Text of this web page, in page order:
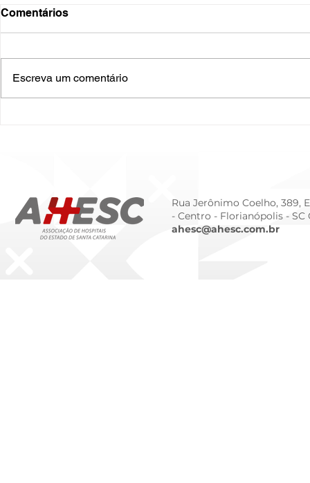
Comentários
Escreva um comentário
Rua Jerônimo Coelho, 389,
- Centro - Florianópolis - SC
ahesc@ahesc.com.br